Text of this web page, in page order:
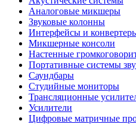
Аналоговые микшеры
Звуковые колонны
Интерфейсы и
Микшерные консоли
Настенные
Портативные системы
Саундбары
Студийные мониторы
Трансляционные
Усилители
Цифровые матричные